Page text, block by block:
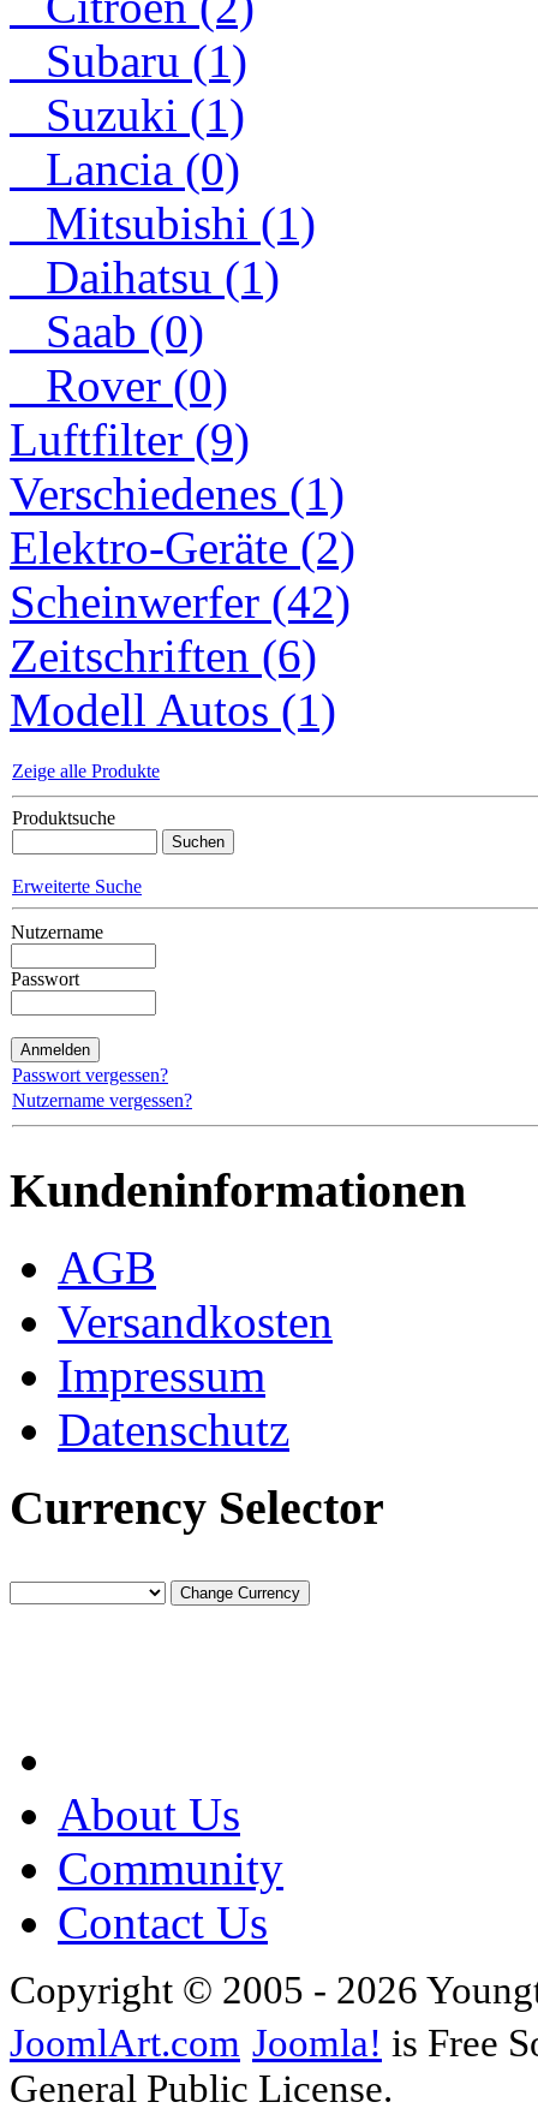
Subaru (1)
Suzuki (1)
Lancia (0)
Mitsubishi (1)
Daihatsu (1)
Saab (0)
Rover (0)
Luftfilter (9)
Verschiedenes (1)
Elektro-Geräte (2)
Scheinwerfer (42)
Zeitschriften (6)
Modell Autos (1)
Zeige alle Produkte
Produktsuche
Erweiterte Suche
Nutzername
Passwort
Passwort vergessen?
Nutzername vergessen?
Kundeninformationen
AGB
Versandkosten
Impressum
Datenschutz
Currency Selector
About Us
Community
Contact Us
Copyright © 2005 - 2026
JoomlArt.com Joomla! is Free
General Public License.